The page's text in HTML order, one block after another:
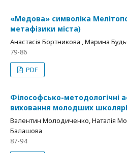
«Медова» символіка
метафізики міста)
Анастасія Бортникова , Марина
79-86
PDF
Філософсько-методологічні
виховання молодших
Валентин Молодиченко, Наталія
Балашова
87-94